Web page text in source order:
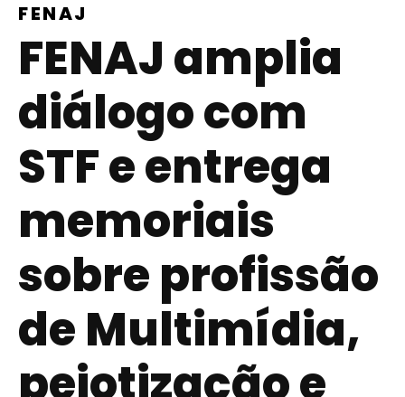
FENAJ
FENAJ amplia
diálogo com
STF e entrega
memoriais
sobre profissão
de Multimídia,